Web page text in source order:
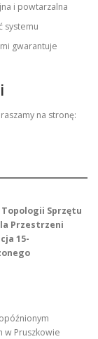
i powtarzalna
systemu
gwarantuje
na stronę:
Sprzętu
Przestrzeni
15-
w Pruszkowie